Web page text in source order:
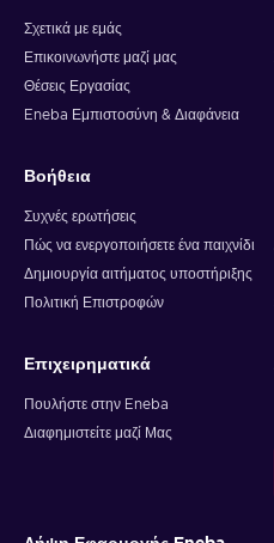
Σχετικά με εμάς
Επικοινωνήστε μαζί μας
Θέσεις Εργασίας
Eneba Εμπιστοσύνη & Διαφάνεια
Βοήθεια
Συχνές ερωτήσεις
Πώς να ενεργοποιήσετε ένα παιχνίδι
Δημιουργία αιτήματος υποστήριξης
Πολιτική Επιστροφών
Επιχειρηματικά
Πουλήστε στην Eneba
Διαφημιστείτε μαζί Μας